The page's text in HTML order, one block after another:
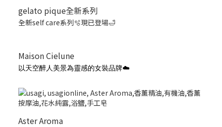
gelato pique全新系列
全新self care系列🫧現已登場🛁
Maison Cielune
以天空醉人美景為靈感的女裝品牌☁️
Aster Aroma